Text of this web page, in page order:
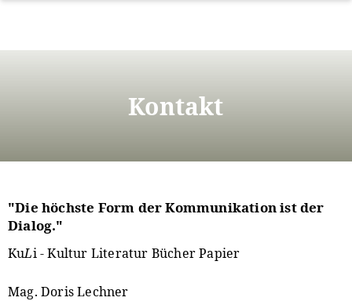
Kontakt
"Die höchste Form der Kommunikation ist der
Dialog."
KuLi - Kultur Literatur Bücher Papier
Mag. Doris Lechner